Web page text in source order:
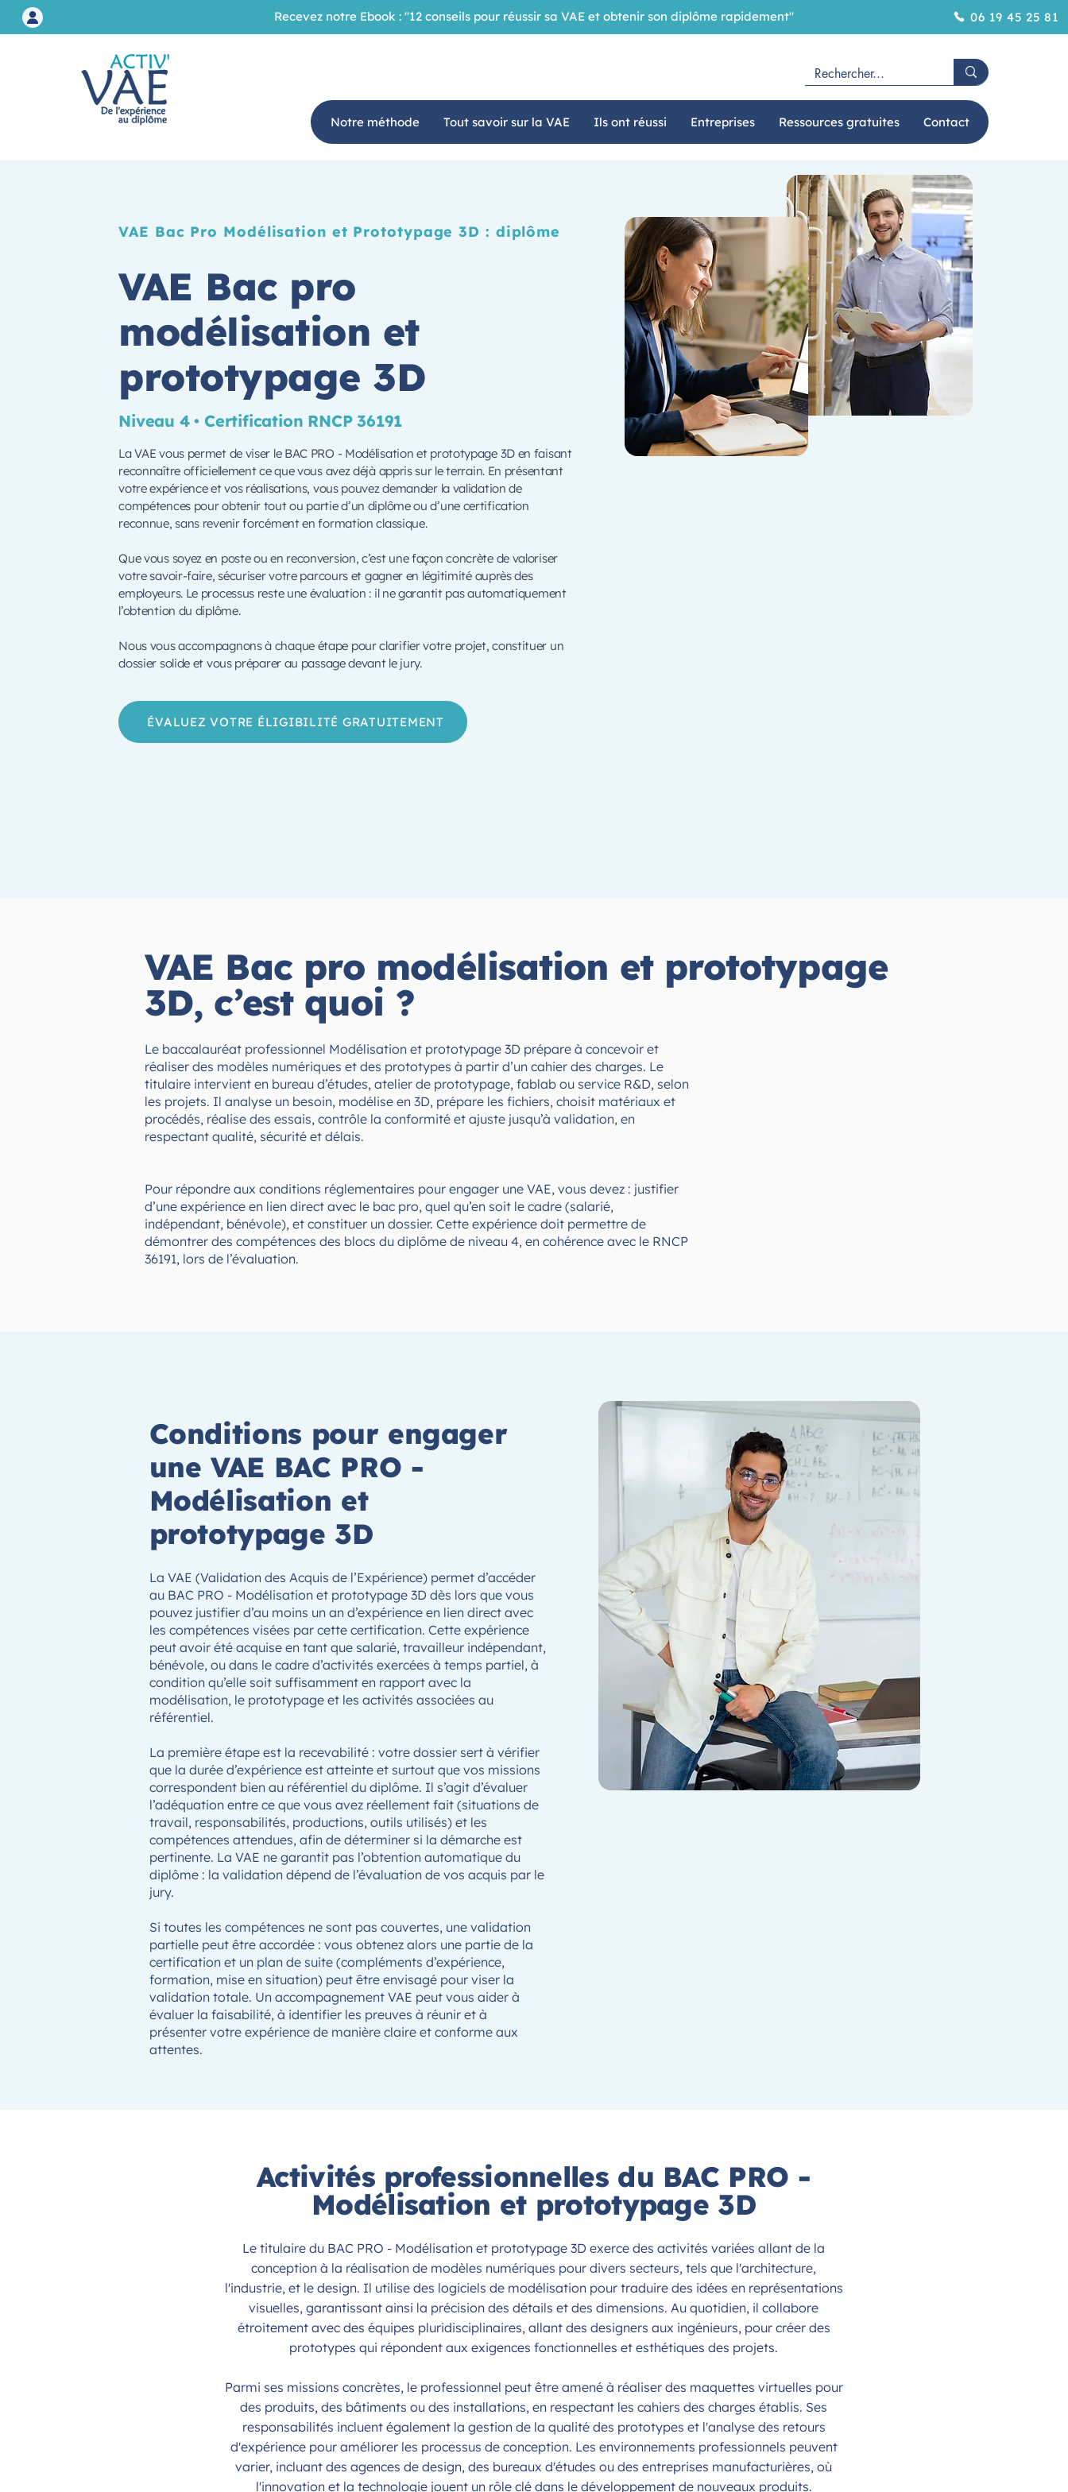
Recevez notre Ebook : "12 conseils pour réussir sa VAE et obtenir son diplôme rapidement" 06 19 45 25 81
Notre méthode Tout savoir sur la VAE Ils ont réussi Entreprises Ressources gratuites Contact
VAE Bac Pro Modélisation et Prototypage 3D : diplôme
VAE Bac pro
modélisation et
prototypage 3D
Niveau 4 • Certification RNCP 36191
La VAE vous permet de viser le BAC PRO - Modélisation et prototypage 3D en faisant
reconnaître officiellement ce que vous avez déjà appris sur le terrain. En présentant
votre expérience et vos réalisations, vous pouvez demander la validation de
compétences pour obtenir tout ou partie d’un diplôme ou d’une certification
reconnue, sans revenir forcément en formation classique.
Que vous soyez en poste ou en reconversion, c’est une façon concrète de valoriser
votre savoir-faire, sécuriser votre parcours et gagner en légitimité auprès des
employeurs. Le processus reste une évaluation : il ne garantit pas automatiquement
l’obtention du diplôme.
Nous vous accompagnons à chaque étape pour clarifier votre projet, constituer un
dossier solide et vous préparer au passage devant le jury.
ÉVALUEZ VOTRE ÉLIGIBILITÉ GRATUITEMENT
VAE Bac pro modélisation et prototypage
3D, c’est quoi ?
Le baccalauréat professionnel Modélisation et prototypage 3D prépare à concevoir et
réaliser des modèles numériques et des prototypes à partir d’un cahier des charges. Le
titulaire intervient en bureau d’études, atelier de prototypage, fablab ou service R&D, selon
les projets. Il analyse un besoin, modélise en 3D, prépare les fichiers, choisit matériaux et
procédés, réalise des essais, contrôle la conformité et ajuste jusqu’à validation, en
respectant qualité, sécurité et délais.
Pour répondre aux conditions réglementaires pour engager une VAE, vous devez : justifier
d’une expérience en lien direct avec le bac pro, quel qu’en soit le cadre (salarié,
indépendant, bénévole), et constituer un dossier. Cette expérience doit permettre de
démontrer des compétences des blocs du diplôme de niveau 4, en cohérence avec le RNCP
36191, lors de l’évaluation.
Conditions pour engager
une VAE BAC PRO -
Modélisation et
prototypage 3D
La VAE (Validation des Acquis de l’Expérience) permet d’accéder
au BAC PRO - Modélisation et prototypage 3D dès lors que vous
pouvez justifier d’au moins un an d’expérience en lien direct avec
les compétences visées par cette certification. Cette expérience
peut avoir été acquise en tant que salarié, travailleur indépendant,
bénévole, ou dans le cadre d’activités exercées à temps partiel, à
condition qu’elle soit suffisamment en rapport avec la
modélisation, le prototypage et les activités associées au
référentiel.
La première étape est la recevabilité : votre dossier sert à vérifier
que la durée d’expérience est atteinte et surtout que vos missions
correspondent bien au référentiel du diplôme. Il s’agit d’évaluer
l’adéquation entre ce que vous avez réellement fait (situations de
travail, responsabilités, productions, outils utilisés) et les
compétences attendues, afin de déterminer si la démarche est
pertinente. La VAE ne garantit pas l’obtention automatique du
diplôme : la validation dépend de l’évaluation de vos acquis par le
jury.
Si toutes les compétences ne sont pas couvertes, une validation
partielle peut être accordée : vous obtenez alors une partie de la
certification et un plan de suite (compléments d’expérience,
formation, mise en situation) peut être envisagé pour viser la
validation totale. Un accompagnement VAE peut vous aider à
évaluer la faisabilité, à identifier les preuves à réunir et à
présenter votre expérience de manière claire et conforme aux
attentes.
Activités professionnelles du BAC PRO -
Modélisation et prototypage 3D
Le titulaire du BAC PRO - Modélisation et prototypage 3D exerce des activités variées allant de la
conception à la réalisation de modèles numériques pour divers secteurs, tels que l'architecture,
l'industrie, et le design. Il utilise des logiciels de modélisation pour traduire des idées en représentations
visuelles, garantissant ainsi la précision des détails et des dimensions. Au quotidien, il collabore
étroitement avec des équipes pluridisciplinaires, allant des designers aux ingénieurs, pour créer des
prototypes qui répondent aux exigences fonctionnelles et esthétiques des projets.
Parmi ses missions concrètes, le professionnel peut être amené à réaliser des maquettes virtuelles pour
des produits, des bâtiments ou des installations, en respectant les cahiers des charges établis. Ses
responsabilités incluent également la gestion de la qualité des prototypes et l'analyse des retours
d'expérience pour améliorer les processus de conception. Les environnements professionnels peuvent
varier, incluant des agences de design, des bureaux d'études ou des entreprises manufacturières, où
l'innovation et la technologie jouent un rôle clé dans le développement de nouveaux produits.